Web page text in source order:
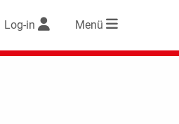
Log-in Menü